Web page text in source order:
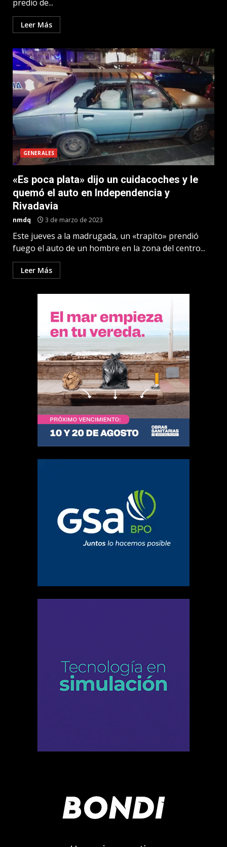
predio de...
Leer Más
GENERALES
«Es poca plata» dijo un cuidacoches y le
quemó el auto en Independencia y
Rivadavia
nmdq 3 de marzo de 2023
Este jueves a la madrugada, un «trapito» prendió
fuego el auto de un hombre en la zona del centro...
Leer Más